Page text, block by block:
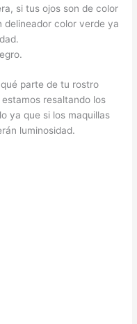
si tus ojos son de color
delineador color verde ya
parte de tu rostro
resaltando los
ya que si los maquillas
luminosidad.